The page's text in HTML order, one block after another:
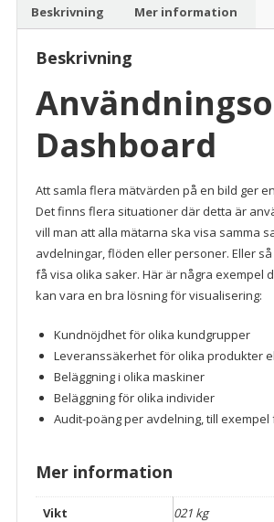
A3
Beskrivning Mer information
Beskrivning
Dashboard
Att samla flera mätvärden på en bild ger
Det finns flera situationer där detta är
vill man att alla mätarna ska visa samma
avdelningar, flöden eller personer. Eller
få visa olika saker. Här är några exempel
kan vara en bra lösning för visualisering:
Kundnöjdhet för olika kundgrupper
Leveranssäkerhet för olika produkter
Beläggning i olika maskiner
Beläggning för olika individer
Audit-poäng per avdelning, till exempel
Mer information
Vikt
021 kg